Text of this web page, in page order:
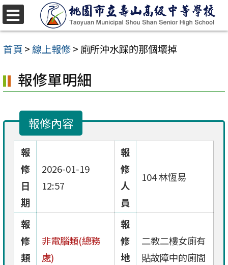
跳
至
主
內
容
首頁 >線上報修> 廁所沖水踩的那個壞掉
報修單明細
報修內容
報
修
日
期
2026-01-19
12:57
報
修
人
員
104 林恆易
報
修
類
非電腦類(總務
處)
報
修
地
二教二樓女廁有
貼故障中的廁間
選
單